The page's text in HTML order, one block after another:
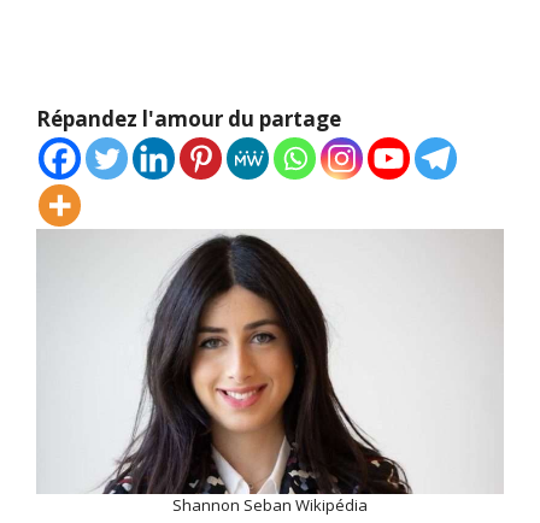
Répandez l'amour du partage
Shannon Seban Wikipédia